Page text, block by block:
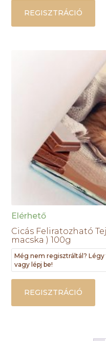
REGISZTRÁCIÓ
Elérhető
Cicás Feliratozható
macska ) 100g
Még nem regisztráltál?
vagy lépj be!
REGISZTRÁCIÓ